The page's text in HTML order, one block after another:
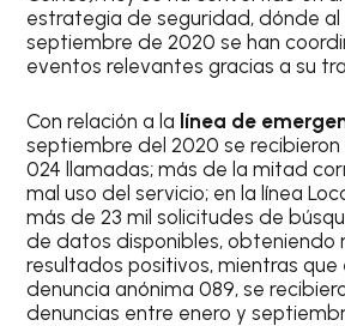
estrategia de seguridad, dónde al
septiembre de 2020 se han
eventos relevantes gracias a su
Con relación a la línea de
septiembre del 2020 se recibieron
024 llamadas; más de la mitad
mal uso del servicio; en la línea
más de 23 mil solicitudes de
de datos disponibles, obteniendo
resultados positivos, mientras que
denuncia anónima 089, se
denuncias entre enero y